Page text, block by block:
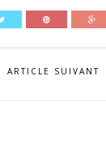
ARTICLE SUIVANT